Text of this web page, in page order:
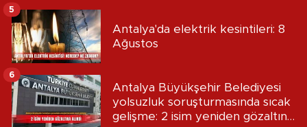
Antalya'da elektrik kesintileri: 8
Ağustos
5
Antalya Büyükşehir Belediyesi
yolsuzluk soruşturmasında sıcak
gelişme: 2 isim yeniden gözaltına
6